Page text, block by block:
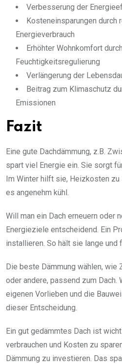
Verbesserung der
Kosteneinsparungen durch
Energieverbrauch
Erhöhter Wohnkomfort
Feuchtigkeitsregulierung
Verlängerung der
Beitrag zum Klimaschutz
Emissionen
Fazit
Eine gute Dachdämmung, z.B.
spart viel Energie ein. Sie sorgt
Im Winter hilft sie, Heizkosten
es angenehm kühl.
Will man ein Dach erneuern oder
Energieziele entscheidend. Ein
installieren. So hält sie lange und
Die beste Dämmung wählen, wie
oder andere, passend zum Dach.
eigenen Vorlieben und die
dieser Entscheidung.
Ein gut gedämmtes Dach ist
verbrauchen und Kosten zu
Dämmung zu investieren. Das